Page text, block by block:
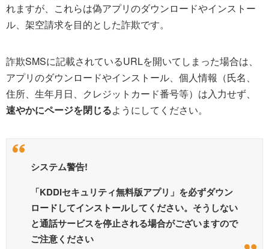
れますが、これらは偽アプリのダウンロードやインストー
ル、架空請求を目的とした詐欺です。
詐欺SMSに記載されているURLを開いてしまった場合は、
アプリのダウンロードやインストール、個人情報（氏名、
住所、生年月日、クレジットカード番号等）は入力せず、
速やかにページを閉じるようにしてください。
システム警告!
「KDDIセキュリティ無料版アプリ」を必ずダウン
ロードしてインストールしてください。そうしない
と通話サービスを停止される場合がございますので
ご注意ください